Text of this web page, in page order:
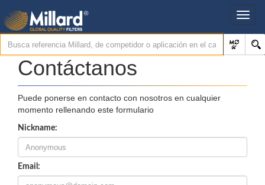
Contáctanos
Puede ponerse en contacto con nosotros en cualquier
momento rellenando este formulario
Nickname:
Email: